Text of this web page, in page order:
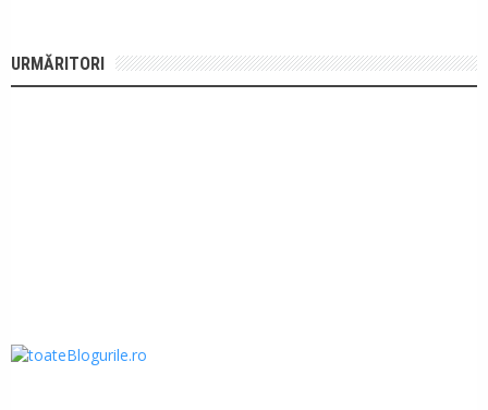
URMĂRITORI